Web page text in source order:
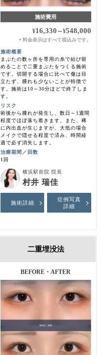
施術費用
¥16,330 ～¥548,000
＊ 料金表示はすべて税込みです。
施術概要
まぶたの数ヶ所を専用の糸で結び留
めることで二重まぶたをつくる施術
です。切開する場合に比べて傷は目
立たず、腫れも少ないことが特徴で
す。施術は10～30分ほどで終了しま
す。
リスク
術後から腫れが発生し、数日～1週間
程度でほぼ落ち着きます。また、稀
に内出血が生じますが、大抵の場合
メイクで隠せる程度で済み、時間経
過で必ず消失します。
治療期間／回数
1回
横浜駅前院 院長
村井 瑞佳
施術詳細
症例写真
詳細
二重埋没法
BEFORE・AFTER